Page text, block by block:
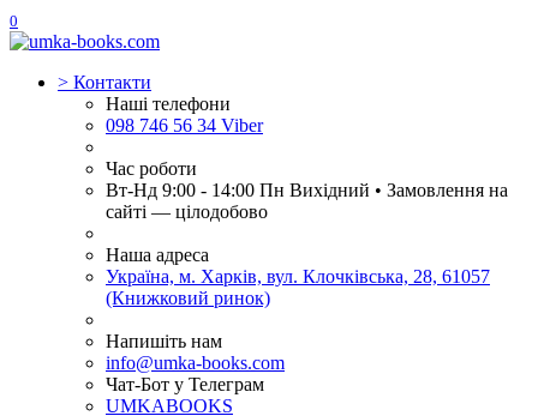
0
> Контакти
Наші телефони
098 746 56 34 Viber
Час роботи
Вт-Нд 9:00 - 14:00 Пн Вихідний • Замовлення на
сайті — цілодобово
Наша адреса
Україна, м. Харків, вул. Клочківська, 28, 61057
(Книжковий ринок)
Напишіть нам
info@umka-books.com
Чат-Бот у Телеграм
UMKABOOKS